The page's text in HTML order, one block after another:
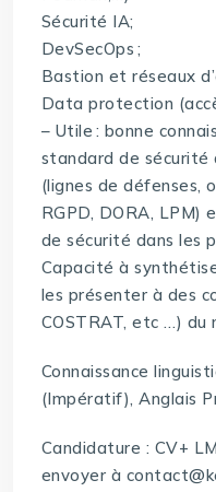
Sécurité IA;
DevSecOps ;
Bastion et réseaux
Data protection
– Utile : bonne
standard de sécurité
(lignes de défenses,
RGPD, DORA, LPM)
de sécurité dans les
Capacité à
les présenter à des
COSTRAT, etc …) du
Connaissance
(Impératif), Anglais
Candidature : CV+
envoyer à